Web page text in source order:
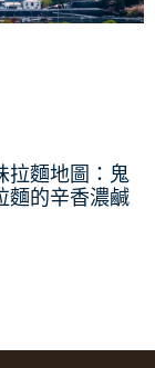
拉麵地圖：鬼
麵的辛香濃鹹